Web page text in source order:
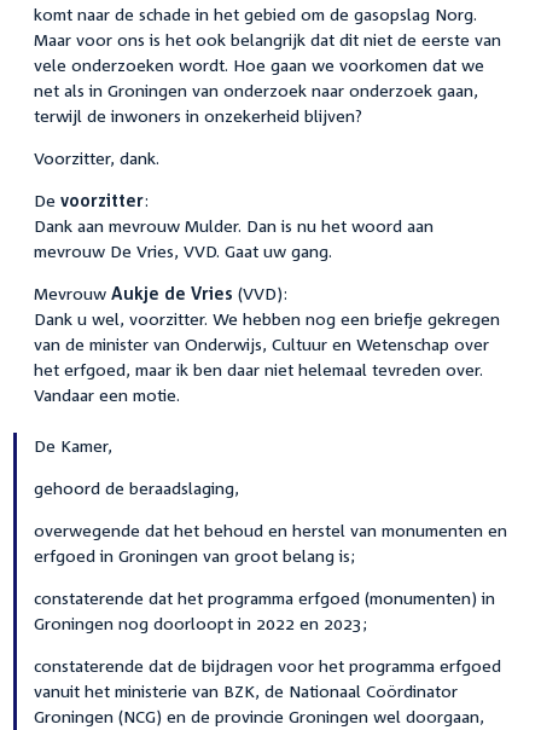
komt naar de schade in het gebied om de gasopslag Norg.
Maar voor ons is het ook belangrijk dat dit niet de eerste van
vele onderzoeken wordt. Hoe gaan we voorkomen dat we
net als in Groningen van onderzoek naar onderzoek gaan,
terwijl de inwoners in onzekerheid blijven?
Voorzitter, dank.
De voorzitter:
Dank aan mevrouw Mulder. Dan is nu het woord aan
mevrouw De Vries, VVD. Gaat uw gang.
Mevrouw Aukje de Vries (VVD):
Dank u wel, voorzitter. We hebben nog een briefje gekregen
van de minister van Onderwijs, Cultuur en Wetenschap over
het erfgoed, maar ik ben daar niet helemaal tevreden over.
Vandaar een motie.
De Kamer,
gehoord de beraadslaging,
overwegende dat het behoud en herstel van monumenten en
erfgoed in Groningen van groot belang is;
constaterende dat het programma erfgoed (monumenten) in
Groningen nog doorloopt in 2022 en 2023;
constaterende dat de bijdragen voor het programma erfgoed
vanuit het ministerie van BZK, de Nationaal Coördinator
Groningen (NCG) en de provincie Groningen wel doorgaan,